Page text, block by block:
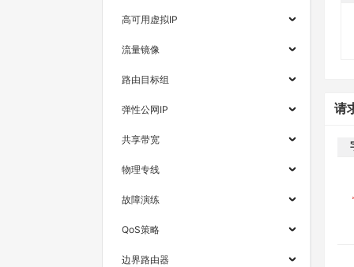
高可用虚拟IP
流量镜像
路由目标组
弹性公网IP
共享带宽
物理专线
故障演练
QoS策略
边界路由器
请